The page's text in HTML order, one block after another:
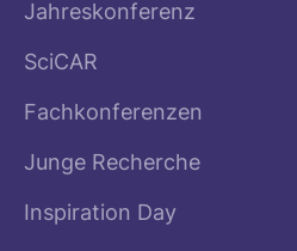
Jahreskonferenz
SciCAR
Fachkonferenzen
Junge Recherche
Inspiration Day